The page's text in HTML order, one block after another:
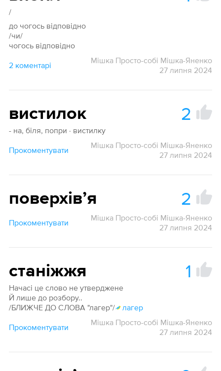
/
до чогось відповідно
/чи/
чогось відповідно
2 коментарі
Мішка Просто-собі Мішка-Яненко
27 липня 2024
вистилок 2
- на, біля, попри · вистилку
Прокоментувати
Мішка Просто-собі Мішка-Яненко
27 липня 2024
поверхівʼя 2
Прокоментувати
Мішка Просто-собі Мішка-Яненко
27 липня 2024
станіжжя 1
Начасі це слово не утверджене
Й лише до розбору..
/БЛИЖЧЕ ДО СЛОВА "лагер"/
лагер
Прокоментувати
Мішка Просто-собі Мішка-Яненко
27 липня 2024